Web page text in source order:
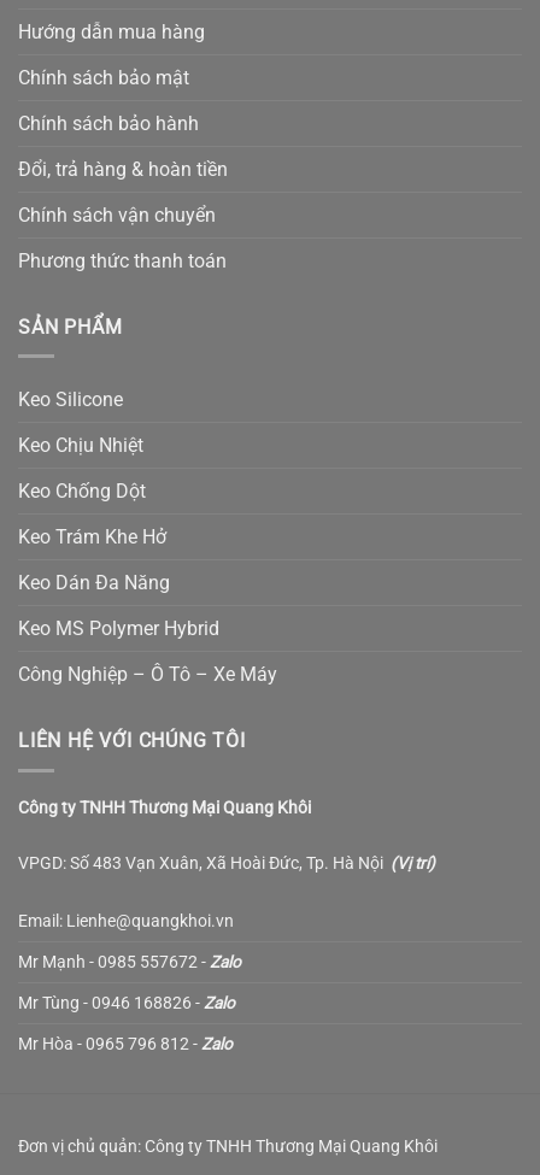
Hướng dẫn mua hàng
Chính sách bảo mật
Chính sách bảo hành
Đổi, trả hàng & hoàn tiền
Chính sách vận chuyển
Phương thức thanh toán
SẢN PHẨM
Keo Silicone
Keo Chịu Nhiệt
Keo Chống Dột
Keo Trám Khe Hở
Keo Dán Đa Năng
Keo MS Polymer Hybrid
Công Nghiệp – Ô Tô – Xe Máy
LIÊN HỆ VỚI CHÚNG TÔI
Công ty TNHH Thương Mại Quang Khôi
VPGD: Số 483 Vạn Xuân, Xã Hoài Đức, Tp. Hà Nội (Vị trí)
Email: Lienhe@quangkhoi.vn
Mr Mạnh - 0985 557672 -Zalo
Mr Tùng - 0946 168826 -Zalo
Mr Hòa - 0965 796 812 -Zalo
Đơn vị chủ quản: Công ty TNHH Thương Mại Quang Khôi